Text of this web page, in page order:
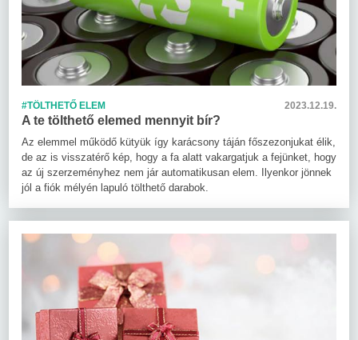
#TÖLTHETŐ ELEM 2023.12.19.
A te tölthető elemed mennyit bír?
Az elemmel működő kütyük így karácsony táján főszezonjukat élik,
de az is visszatérő kép, hogy a fa alatt vakargatjuk a fejünket, hogy
az új szerzeményhez nem jár automatikusan elem. Ilyenkor jönnek
jól a fiók mélyén lapuló tölthető darabok.